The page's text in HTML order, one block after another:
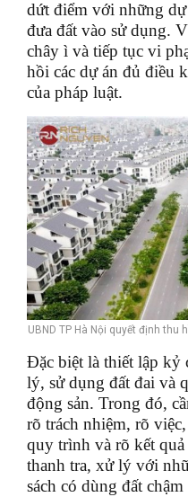
dứt điểm với những dự
đưa đất vào sử dụng.
chây ì và tiếp tục vi
hồi các dự án đủ điều
của pháp luật.
UBND TP Hà Nội quyết định
Đặc biệt là thiết lập kỷ
lý, sử dụng đất đai và
động sản. Trong đó,
rõ trách nhiệm, rõ
quy trình và rõ kết
thanh tra, xử lý với
sách có dùng đất